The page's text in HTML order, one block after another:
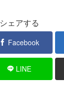
シェアする
Facebook
LINE